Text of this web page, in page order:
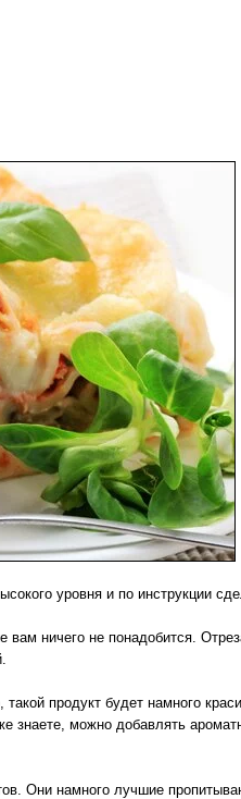
уровня и по инструкции
ничего не понадобится.
продукт будет намного
знаете, можно добавлять
Они намного лучшие